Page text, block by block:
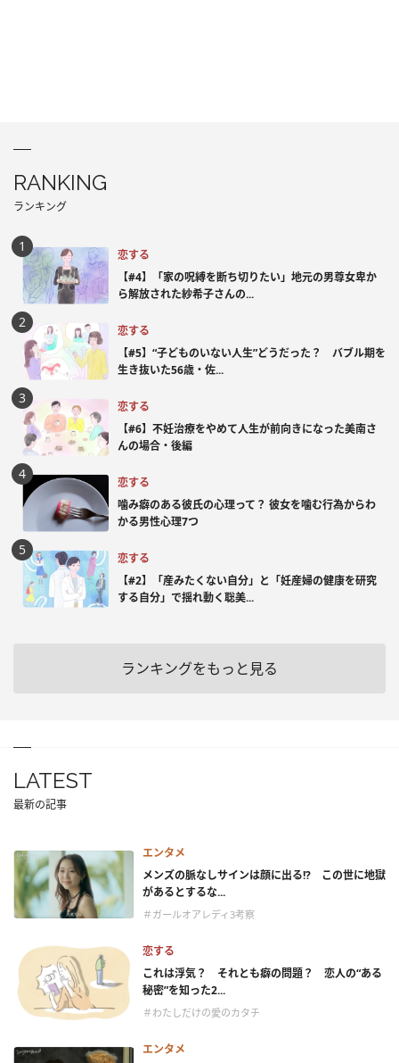
RANKING
ランキング
恋する
【#4】「家の呪縛を断ち切りたい」地元の男尊女卑か
ら解放された紗希子さんの...
恋する
【#5】“子どものいない人生”どうだった？ バブル期を
生き抜いた56歳・佐...
恋する
【#6】不妊治療をやめて人生が前向きになった美南さ
んの場合・後編
恋する
噛み癖のある彼氏の心理って？ 彼女を噛む行為からわ
かる男性心理7つ
恋する
【#2】「産みたくない自分」と「妊産婦の健康を研究
する自分」で揺れ動く聡美...
ランキングをもっと見る
LATEST
最新の記事
エンタメ
メンズの脈なしサインは顔に出る!? この世に地獄
があるとするな...
＃ガールオアレディ3考察
恋する
これは浮気？ それとも癖の問題？ 恋人の“ある
秘密”を知った2...
＃わたしだけの愛のカタチ
エンタメ